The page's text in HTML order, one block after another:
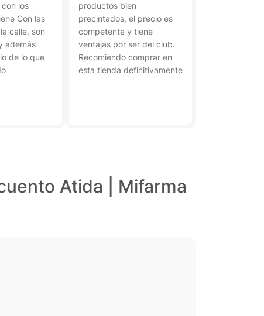
los
Con las
calle, son
además
de lo que
productos bien
precintados, el precio es
competente y tiene
ventajas por ser del club.
Recomiendo comprar en
esta tienda definitivamente
Atida | Mifarma